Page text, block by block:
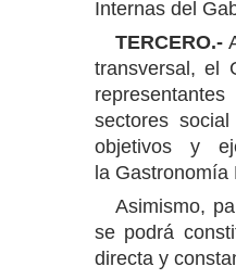
Internas del
TERCERO.-
transversal, el
sectores
objetivos y
la Gastronomía
Asimismo,
se podrá
directa y